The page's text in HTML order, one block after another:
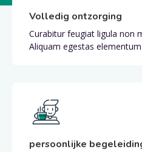
Volledig ontzorging
Curabitur feugiat ligula non
Aliquam egestas
persoonlijke